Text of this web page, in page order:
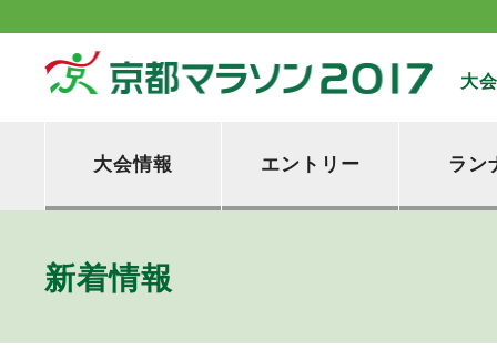
大
大会情報 エントリー ラン
新着情報